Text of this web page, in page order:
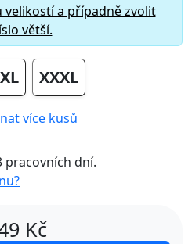
a případně zvolit
větší.
XXXL
více kusů
pracovních dní.
Kč